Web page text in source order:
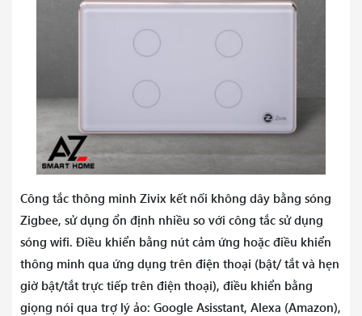
Công tắc thông minh Zivix kết nối không dây bằng sóng
Zigbee, sử dụng ổn định nhiều so với công tắc sử dụng
sóng wifi. Điều khiển bằng nút cảm ứng hoặc điều khiển
thông minh qua ứng dụng trên điện thoại (bật/ tắt và hẹn
giờ bật/tắt trực tiếp trên điện thoại), điều khiển bằng
giọng nói qua trợ lý ảo: Google Asisstant, Alexa (Amazon),